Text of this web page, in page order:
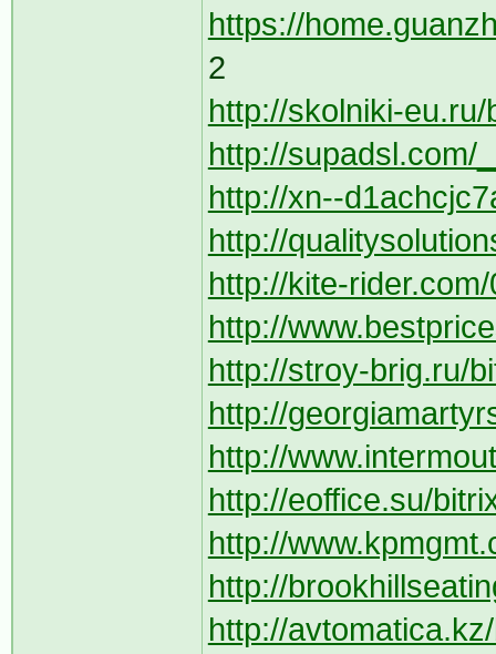
https://
2
http://skolniki-
http://supadsl.com/
http://xn--
http://
http://kite-
http://
http://stroy-brig.ru/
http://
http://
http://eoffice.su/
http://
http://
http://